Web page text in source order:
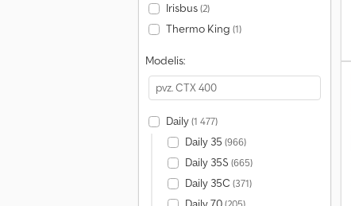
Irisbus(2)
Thermo King (1)
Modelis:
Daily(1 477)
Daily 35 (966)
Daily 35S (665)
Daily 35C (371)